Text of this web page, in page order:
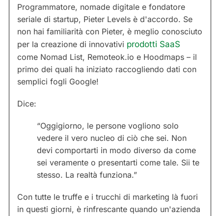
Programmatore, nomade digitale e fondatore
seriale di startup, Pieter Levels è d'accordo. Se
non hai familiarità con Pieter, è meglio conosciuto
per la creazione di innovativi prodotti SaaS
come Nomad List, Remoteok.io e Hoodmaps – il
primo dei quali ha iniziato raccogliendo dati con
semplici fogli Google!
Dice:
“Oggigiorno, le persone vogliono solo
vedere il vero nucleo di ciò che sei. Non
devi comportarti in modo diverso da come
sei veramente o presentarti come tale. Sii te
stesso. La realtà funziona.”
Con tutte le truffe e i trucchi di marketing là fuori
in questi giorni, è rinfrescante quando un'azienda